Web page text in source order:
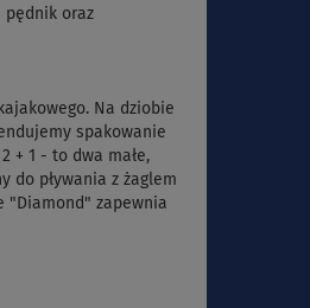
pędnik oraz
Na dziobie
spakowanie
+ 1 - to dwa małe,
do pływania z żaglem
"Diamond" zapewnia